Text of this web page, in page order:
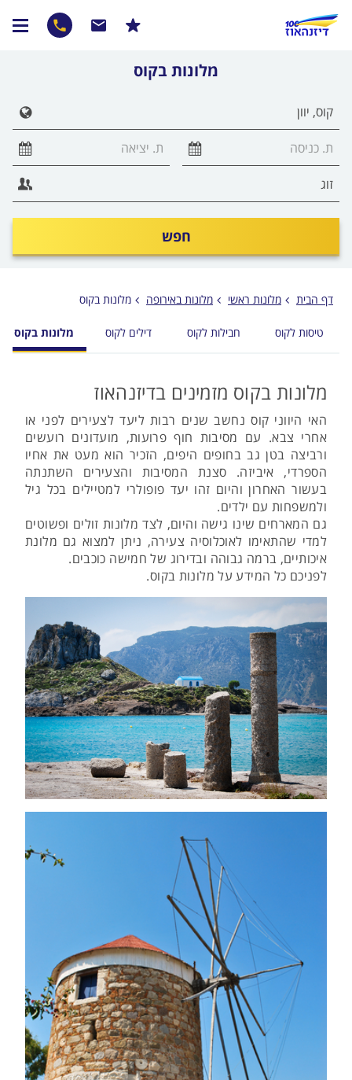
מלונות בקוס
חפש
דף הבית מלונות ראשי מלונות באירופה מלונות בקוס
טיסות לקוס חבילות לקוס דילים לקוס מלונות בקוס
מלונות בקוס מזמינים בדיזנהאוז
האי היווני קוס נחשב שנים רבות ליעד לצעירים לפני או
אחרי צבא. עם מסיבות חוף פרועות, מועדונים רועשים
ורביצה בטן גב בחופים היפים, הזכיר הוא מעט את אחיו
הספרדי, איביזה. סצנת המסיבות והצעירים השתנתה
בעשור האחרון והיום זהו יעד פופולרי למטיילים בכל גיל
ולמשפחות עם ילדים.
גם המארחים שינו גישה והיום, לצד מלונות זולים ופשוטים
למדי שהתאימו לאוכלוסיה צעירה, ניתן למצוא גם מלונת
איכותיים, ברמה גבוהה ובדירוג של חמישה כוכבים.
לפניכם כל המידע על מלונות בקוס.